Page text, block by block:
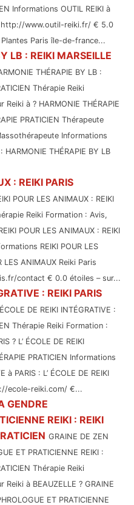
Informations OUTIL REIKI à
http://www.outil-reiki.fr/ € 5.0
Paris île-de-france...
LB : REIKI MARSEILLE
THÉRAPIE BY LB :
Thérapie Reiki
à ? HARMONIE THÉRAPIE
PRATICIEN Thérapeute
Informations
HARMONIE THÉRAPIE BY LB
: REIKI PARIS
POUR LES ANIMAUX : REIKI
Reiki Formation : Avis,
POUR LES ANIMAUX : REIKI
REIKI POUR LES
LES ANIMAUX Reiki Paris
contact € 0.0 étoiles – sur...
: REIKI PARIS
ÉCOLE DE REIKI INTÉGRATIVE :
Thérapie Reiki Formation :
? L’ ÉCOLE DE REIKI
PRATICIEN Informations
à PARIS : L’ ÉCOLE DE REIKI
ecole-reiki.com/ €...
GENDRE
REIKI : REIKI
GRAINE DE ZEN
ET PRATICIENNE REIKI :
Thérapie Reiki
à BEAUZELLE ? GRAINE
ET PRATICIENNE